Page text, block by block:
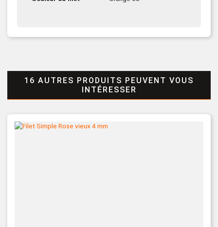
16 AUTRES PRODUITS PEUVENT VOUS
INTÉRESSER